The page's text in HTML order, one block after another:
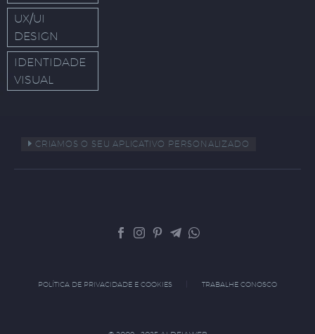
UX/UI
DESIGN
IDENTIDADE
VISUAL
CRIAMOS O SEU APLICATIVO PERSONALIZADO
POLÍTICA DE PRIVACIDADE E COOKIES TRABALHE CONOSCO